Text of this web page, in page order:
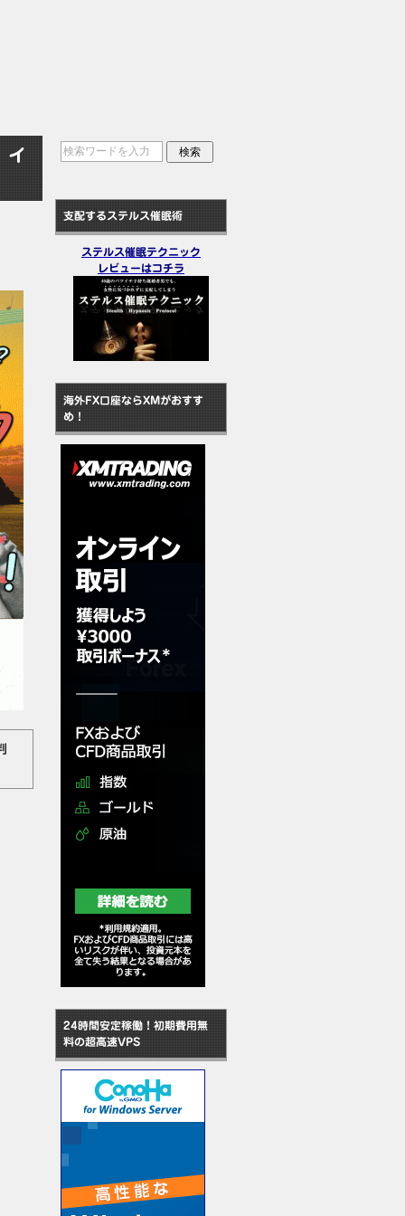
イ
支配するステルス催眠術
ステルス催眠テクニック
レビューはコチラ
海外FX口座ならXMがおすす
め！
24時間安定稼働！初期費用無
料の超高速VPS